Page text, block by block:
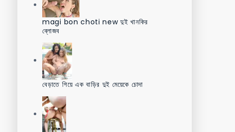
magi bon choti new দুই খানকির
ব্লোজব
বেড়াতে গিয়ে এক বাড়ির দুই মেয়েকে চোদা